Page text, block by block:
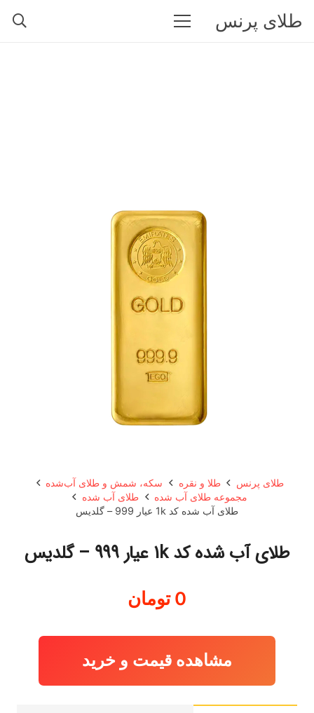
طلای پرنس
طلای پرنس طلا و نقره
سکه، شمش و طلای آب‌شده
مجموعه طلای آب شده
طلای آب شده
طلای آب شده کد 1k عیار 999 – گلدیس
طلای آب شده کد 1k عیار 999 – گلدیس
0 تومان
مشاهده قیمت و خرید